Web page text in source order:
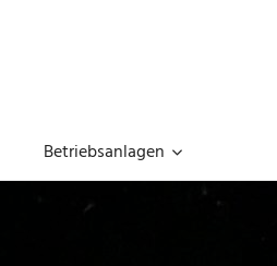
Betriebsanlagen